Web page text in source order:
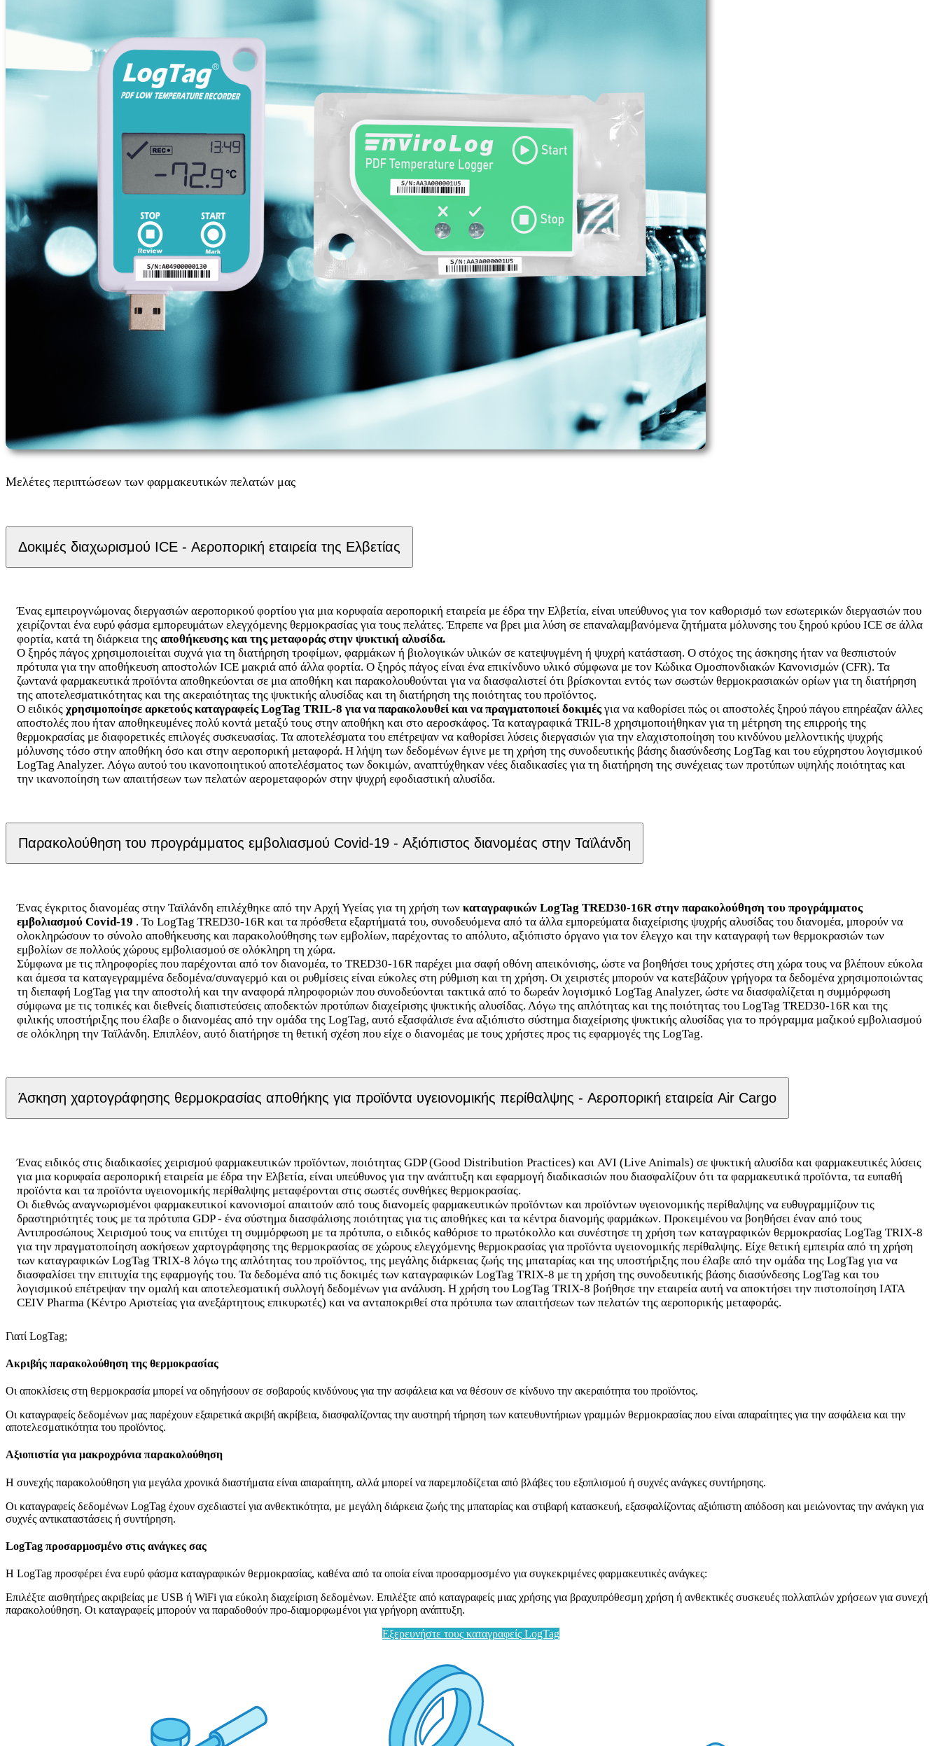
Μελέτες περιπτώσεων των φαρμακευτικών πελατών μας
Δοκιμές διαχωρισμού ICE - Αεροπορική εταιρεία της Ελβετίας
Ένας εμπειρογνώμονας διεργασιών αεροπορικού φορτίου για μια κορυφαία αεροπορική εταιρεία με έδρα την Ελβετία, είναι υπεύθυνος για τον καθορισμό των εσωτερικών διεργασιών που
χειρίζονται ένα ευρύ φάσμα εμπορευμάτων ελεγχόμενης θερμοκρασίας για τους πελάτες. Έπρεπε να βρει μια λύση σε επαναλαμβανόμενα ζητήματα μόλυνσης του ξηρού κρύου ICE σε άλλα
φορτία, κατά τη διάρκεια της αποθήκευσης και της μεταφοράς στην ψυκτική αλυσίδα.
Ο ξηρός πάγος χρησιμοποιείται συχνά για τη διατήρηση τροφίμων, φαρμάκων ή βιολογικών υλικών σε κατεψυγμένη ή ψυχρή κατάσταση. Ο στόχος της άσκησης ήταν να θεσπιστούν
πρότυπα για την αποθήκευση αποστολών ICE μακριά από άλλα φορτία. Ο ξηρός πάγος είναι ένα επικίνδυνο υλικό σύμφωνα με τον Κώδικα Ομοσπονδιακών Κανονισμών (CFR). Τα
ζωντανά φαρμακευτικά προϊόντα αποθηκεύονται σε μια αποθήκη και παρακολουθούνται για να διασφαλιστεί ότι βρίσκονται εντός των σωστών θερμοκρασιακών ορίων για τη διατήρηση
της αποτελεσματικότητας και της ακεραιότητας της ψυκτικής αλυσίδας και τη διατήρηση της ποιότητας του προϊόντος.
Ο ειδικός χρησιμοποίησε αρκετούς καταγραφείς LogTag TRIL-8 για να παρακολουθεί και να πραγματοποιεί δοκιμέςγια να καθορίσει πώς οι αποστολές ξηρού πάγου επηρέαζαν άλλες
αποστολές που ήταν αποθηκευμένες πολύ κοντά μεταξύ τους στην αποθήκη και στο αεροσκάφος. Τα καταγραφικά TRIL-8 χρησιμοποιήθηκαν για τη μέτρηση της επιρροής της
θερμοκρασίας με διαφορετικές επιλογές συσκευασίας. Τα αποτελέσματα του επέτρεψαν να καθορίσει λύσεις διεργασιών για την ελαχιστοποίηση του κινδύνου μελλοντικής ψυχρής
μόλυνσης τόσο στην αποθήκη όσο και στην αεροπορική μεταφορά. Η λήψη των δεδομένων έγινε με τη χρήση της συνοδευτικής βάσης διασύνδεσης LogTag και του εύχρηστου λογισμικού
LogTag Analyzer. Λόγω αυτού του ικανοποιητικού αποτελέσματος των δοκιμών, αναπτύχθηκαν νέες διαδικασίες για τη διατήρηση της συνέχειας των προτύπων υψηλής ποιότητας και
την ικανοποίηση των απαιτήσεων των πελατών αερομεταφορών στην ψυχρή εφοδιαστική αλυσίδα.
Παρακολούθηση του προγράμματος εμβολιασμού Covid-19 - Αξιόπιστος διανομέας στην Ταϊλάνδη
Ένας έγκριτος διανομέας στην Ταϊλάνδη επιλέχθηκε από την Αρχή Υγείας για τη χρήση των καταγραφικών LogTag TRED30-16R στην παρακολούθηση του προγράμματος
εμβολιασμού Covid-19 . Το LogTag TRED30-16R και τα πρόσθετα εξαρτήματά του, συνοδευόμενα από τα άλλα εμπορεύματα διαχείρισης ψυχρής αλυσίδας του διανομέα, μπορούν να
ολοκληρώσουν το σύνολο αποθήκευσης και παρακολούθησης των εμβολίων, παρέχοντας το απόλυτο, αξιόπιστο όργανο για τον έλεγχο και την καταγραφή των θερμοκρασιών των
εμβολίων σε πολλούς χώρους εμβολιασμού σε ολόκληρη τη χώρα.
Σύμφωνα με τις πληροφορίες που παρέχονται από τον διανομέα, το TRED30-16R παρέχει μια σαφή οθόνη απεικόνισης, ώστε να βοηθήσει τους χρήστες στη χώρα τους να βλέπουν εύκολα
και άμεσα τα καταγεγραμμένα δεδομένα/συναγερμό και οι ρυθμίσεις είναι εύκολες στη ρύθμιση και τη χρήση. Οι χειριστές μπορούν να κατεβάζουν γρήγορα τα δεδομένα χρησιμοποιώντας
τη διεπαφή LogTag για την αποστολή και την αναφορά πληροφοριών που συνοδεύονται τακτικά από το δωρεάν λογισμικό LogTag Analyzer, ώστε να διασφαλίζεται η συμμόρφωση
σύμφωνα με τις τοπικές και διεθνείς διαπιστεύσεις αποδεκτών προτύπων διαχείρισης ψυκτικής αλυσίδας. Λόγω της απλότητας και της ποιότητας του LogTag TRED30-16R και της
φιλικής υποστήριξης που έλαβε ο διανομέας από την ομάδα της LogTag, αυτό εξασφάλισε ένα αξιόπιστο σύστημα διαχείρισης ψυκτικής αλυσίδας για το πρόγραμμα μαζικού εμβολιασμού
σε ολόκληρη την Ταϊλάνδη. Επιπλέον, αυτό διατήρησε τη θετική σχέση που είχε ο διανομέας με τους χρήστες προς τις εφαρμογές της LogTag.
Άσκηση χαρτογράφησης θερμοκρασίας αποθήκης για προϊόντα υγειονομικής περίθαλψης - Αεροπορική εταιρεία Air Cargo
Ένας ειδικός στις διαδικασίες χειρισμού φαρμακευτικών προϊόντων, ποιότητας GDP (Good Distribution Practices) και AVI (Live Animals) σε ψυκτική αλυσίδα και φαρμακευτικές λύσεις
για μια κορυφαία αεροπορική εταιρεία με έδρα την Ελβετία, είναι υπεύθυνος για την ανάπτυξη και εφαρμογή διαδικασιών που διασφαλίζουν ότι τα φαρμακευτικά προϊόντα, τα ευπαθή
προϊόντα και τα προϊόντα υγειονομικής περίθαλψης μεταφέρονται στις σωστές συνθήκες θερμοκρασίας.
Οι διεθνώς αναγνωρισμένοι φαρμακευτικοί κανονισμοί απαιτούν από τους διανομείς φαρμακευτικών προϊόντων και προϊόντων υγειονομικής περίθαλψης να ευθυγραμμίζουν τις
δραστηριότητές τους με τα πρότυπα GDP - ένα σύστημα διασφάλισης ποιότητας για τις αποθήκες και τα κέντρα διανομής φαρμάκων. Προκειμένου να βοηθήσει έναν από τους
Αντιπροσώπους Χειρισμού τους να επιτύχει τη συμμόρφωση με τα πρότυπα, ο ειδικός καθόρισε το πρωτόκολλο και συνέστησε τη χρήση των καταγραφικών θερμοκρασίας LogTag TRIX-8
για την πραγματοποίηση ασκήσεων χαρτογράφησης της θερμοκρασίας σε χώρους ελεγχόμενης θερμοκρασίας για προϊόντα υγειονομικής περίθαλψης. Είχε θετική εμπειρία από τη χρήση
των καταγραφικών LogTag TRIX-8 λόγω της απλότητας του προϊόντος, της μεγάλης διάρκειας ζωής της μπαταρίας και της υποστήριξης που έλαβε από την ομάδα της LogTag για να
διασφαλίσει την επιτυχία της εφαρμογής του. Τα δεδομένα από τις δοκιμές των καταγραφικών LogTag TRIX-8 με τη χρήση της συνοδευτικής βάσης διασύνδεσης LogTag και του
λογισμικού επέτρεψαν την ομαλή και αποτελεσματική συλλογή δεδομένων για ανάλυση. Η χρήση του LogTag TRIX-8 βοήθησε την εταιρεία αυτή να αποκτήσει την πιστοποίηση IATA
CEIV Pharma (Κέντρο Αριστείας για ανεξάρτητους επικυρωτές) και να ανταποκριθεί στα πρότυπα των απαιτήσεων των πελατών της αεροπορικής μεταφοράς.
Γιατί LogTag;
Ακριβής παρακολούθηση της θερμοκρασίας
Οι αποκλίσεις στη θερμοκρασία μπορεί να οδηγήσουν σε σοβαρούς κινδύνους για την ασφάλεια και να θέσουν σε κίνδυνο την ακεραιότητα του προϊόντος.
Οι καταγραφείς δεδομένων μας παρέχουν εξαιρετικά ακριβή ακρίβεια, διασφαλίζοντας την αυστηρή τήρηση των κατευθυντήριων γραμμών θερμοκρασίας που είναι απαραίτητες για την ασφάλεια και την
αποτελεσματικότητα του προϊόντος.
Αξιοπιστία για μακροχρόνια παρακολούθηση
Η συνεχής παρακολούθηση για μεγάλα χρονικά διαστήματα είναι απαραίτητη, αλλά μπορεί να παρεμποδίζεται από βλάβες του εξοπλισμού ή συχνές ανάγκες συντήρησης.
Οι καταγραφείς δεδομένων LogTag έχουν σχεδιαστεί για ανθεκτικότητα, με μεγάλη διάρκεια ζωής της μπαταρίας και στιβαρή κατασκευή, εξασφαλίζοντας αξιόπιστη απόδοση και μειώνοντας την ανάγκη για
συχνές αντικαταστάσεις ή συντήρηση.
LogTag προσαρμοσμένο στις ανάγκες σας
Η LogTag προσφέρει ένα ευρύ φάσμα καταγραφικών θερμοκρασίας, καθένα από τα οποία είναι προσαρμοσμένο για συγκεκριμένες φαρμακευτικές ανάγκες:
Επιλέξτε αισθητήρες ακριβείας με USB ή WiFi για εύκολη διαχείριση δεδομένων. Επιλέξτε από καταγραφείς μιας χρήσης για βραχυπρόθεσμη χρήση ή ανθεκτικές συσκευές πολλαπλών χρήσεων για συνεχή
παρακολούθηση. Οι καταγραφείς μπορούν να παραδοθούν προ-διαμορφωμένοι για γρήγορη ανάπτυξη.
Εξερευνήστε τους καταγραφείς LogTag